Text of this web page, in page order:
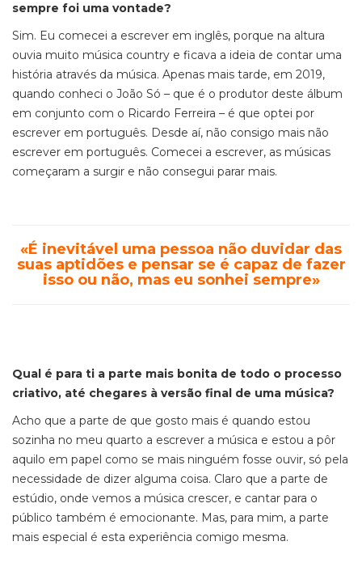
sempre foi uma vontade?
Sim. Eu comecei a escrever em inglês, porque na altura
ouvia muito música country e ficava a ideia de contar uma
história através da música. Apenas mais tarde, em 2019,
quando conheci o João Só – que é o produtor deste álbum
em conjunto com o Ricardo Ferreira – é que optei por
escrever em português. Desde aí, não consigo mais não
escrever em português. Comecei a escrever, as músicas
começaram a surgir e não consegui parar mais.
«É inevitável uma pessoa não duvidar das
suas aptidões e pensar se é capaz de fazer
isso ou não, mas eu sonhei sempre»
Qual é para ti a parte mais bonita de todo o processo
criativo, até chegares à versão final de uma música?
Acho que a parte de que gosto mais é quando estou
sozinha no meu quarto a escrever a música e estou a pôr
aquilo em papel como se mais ninguém fosse ouvir, só pela
necessidade de dizer alguma coisa. Claro que a parte de
estúdio, onde vemos a música crescer, e cantar para o
público também é emocionante. Mas, para mim, a parte
mais especial é esta experiência comigo mesma.